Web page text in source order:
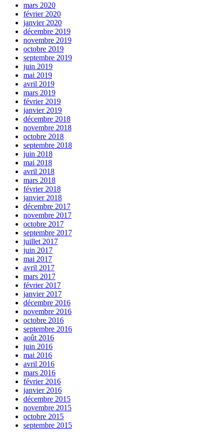
mars 2020
février 2020
janvier 2020
décembre 2019
novembre 2019
octobre 2019
septembre 2019
juin 2019
mai 2019
avril 2019
mars 2019
février 2019
janvier 2019
décembre 2018
novembre 2018
octobre 2018
septembre 2018
juin 2018
mai 2018
avril 2018
mars 2018
février 2018
janvier 2018
décembre 2017
novembre 2017
octobre 2017
septembre 2017
juillet 2017
juin 2017
mai 2017
avril 2017
mars 2017
février 2017
janvier 2017
décembre 2016
novembre 2016
octobre 2016
septembre 2016
août 2016
juin 2016
mai 2016
avril 2016
mars 2016
février 2016
janvier 2016
décembre 2015
novembre 2015
octobre 2015
septembre 2015